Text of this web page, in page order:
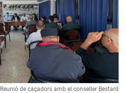
Reunió de caçadors amb el conseller Bestard